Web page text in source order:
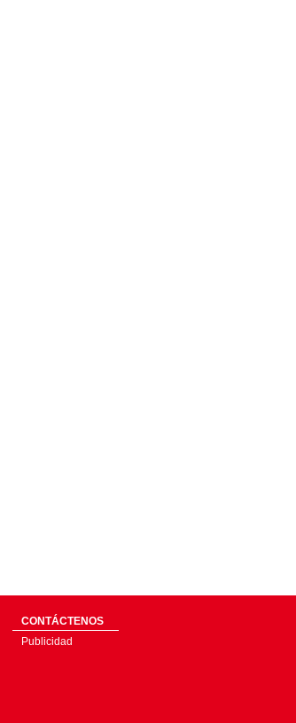
CONTÁCTENOS
Publicidad